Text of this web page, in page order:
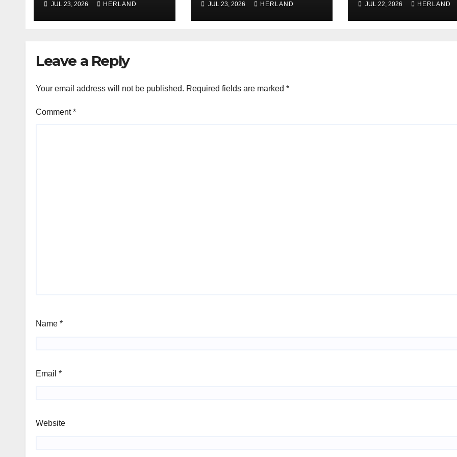
Kota Probolinggo
menerima
Pertanahan
Bondowoso
JUL 23, 2026 HERLAND
Kepala Kantor
Pertanahan Kota
JUL 23, 2026 HERLAND
menuju Wilayah
Bebas dari
JUL 22, 2026 HERLAND
Leave a Reply
Your email address will not be published. Required fields are marked *
Comment*
Name *
Email *
Website